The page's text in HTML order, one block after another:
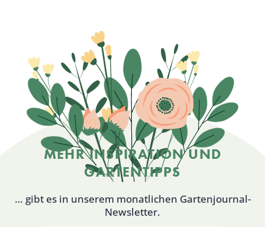
MEHR INSPIRATION UND
GARTENTIPPS
… gibt es in unserem monatlichen Gartenjournal-
Newsletter.